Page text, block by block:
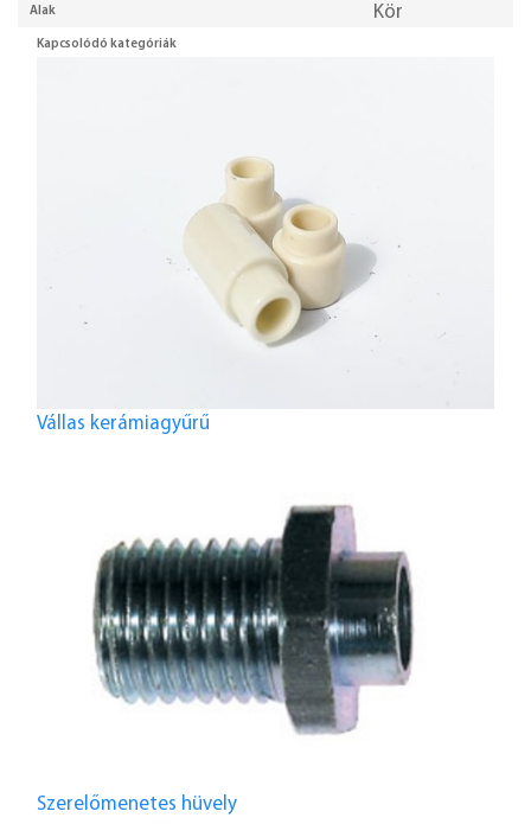
Alak Kör
Kapcsolódó kategóriák
Vállas kerámiagyűrű
Szerelőmenetes hüvely